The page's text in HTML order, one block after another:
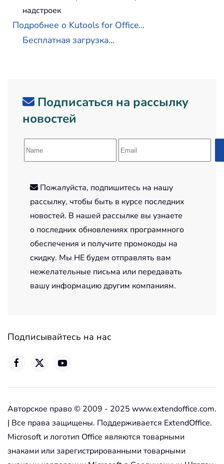
надстроек
Подробнее о Kutools for Office...
Бесплатная загрузка...
Подписаться на рассылку
новостей
Пожалуйста, подпишитесь на нашу
рассылку, чтобы быть в курсе последних
новостей. В нашей рассылке вы узнаете
о последних обновлениях программного
обеспечения и получите промокоды на
скидку. Мы НЕ будем отправлять вам
нежелательные письма или передавать
вашу информацию другим компаниям.
Подписывайтесь на нас
Авторское право © 2009 - 2025 www.extendoffice.com.
| Все права защищены. Поддерживается ExtendOffice.
Microsoft и логотип Office являются товарными
знаками или зарегистрированными товарными